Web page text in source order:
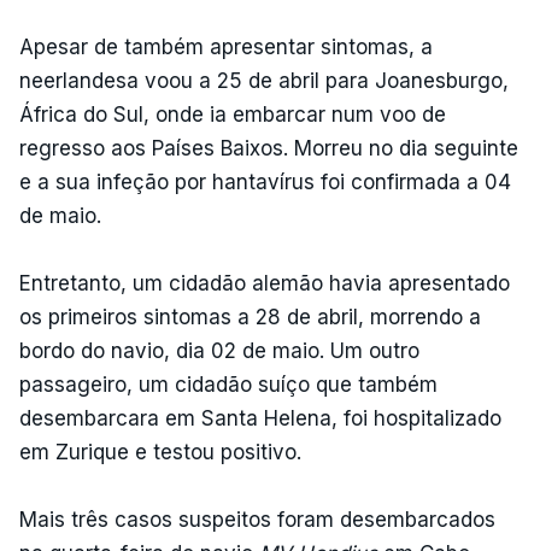
Apesar de também apresentar sintomas, a
neerlandesa voou a 25 de abril para Joanesburgo,
África do Sul, onde ia embarcar num voo de
regresso aos Países Baixos. Morreu no dia seguinte
e a sua infeção por hantavírus foi confirmada a 04
de maio.
Entretanto, um cidadão alemão havia apresentado
os primeiros sintomas a 28 de abril, morrendo a
bordo do navio, dia 02 de maio. Um outro
passageiro, um cidadão suíço que também
desembarcara em Santa Helena, foi hospitalizado
em Zurique e testou positivo.
Mais três casos suspeitos foram desembarcados